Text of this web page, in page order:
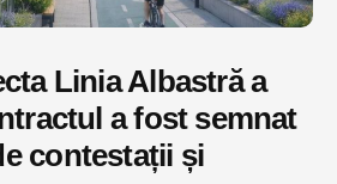
Linia Albastră a
a fost semnat
contestații și